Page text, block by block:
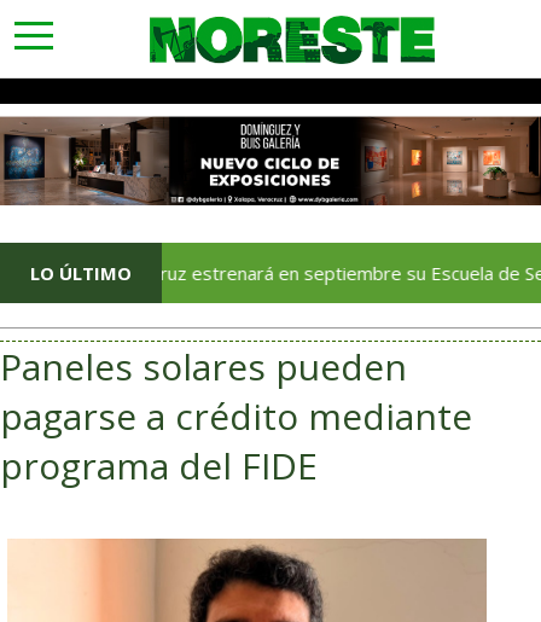
toggle
navigation
LO ÚLTIMO
Veracruz estrenará en septiembre su Escuela de Servicios
Paneles solares pueden
pagarse a crédito mediante
programa del FIDE